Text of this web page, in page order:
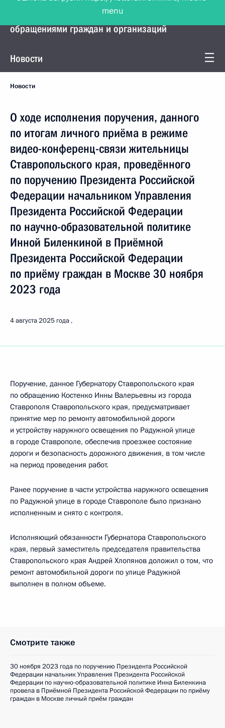
Управление Президента по работе с
обращениями граждан и организаций
Новости
Новости
О ходе исполнения поручения, данного
по итогам личного приёма в режиме
видео-конференц-связи жительницы
Ставропольского края, проведённого
по поручению Президента Российской
Федерации начальником Управления
Президента Российской Федерации
по научно-образовательной политике
Инной Биленкиной в Приёмной
Президента Российской Федерации
по приёму граждан в Москве 30 ноября
2023 года
4 августа 2025 года
Поручение, данное Губернатору Ставропольского края
по обращению Костенко Инны Валерьевны из города
Ставрополя Ставропольского края, предусматривает
принятие мер по ремонту автомобильной дороги
и устройству наружного освещения по Радужной улице
в городе Ставрополе, обеспечив проезжее состояние
дороги и безопасность дорожного движения, в том числе
на период проведения работ.
Ранее поручение в части устройства наружного освещения
по Радужной улице в городе Ставрополе было признано
исполненным и снято с контроля.
Исполняющий обязанности Губернатора Ставропольского
края, первый заместитель председателя правительства
Ставропольского края Андрей Хлопянов доложил о том, что
ремонт автомобильной дороги по улице Радужной
выполнен в полном объеме.
Смотрите также
30 ноября 2023 года по поручению Президента Российской
Федерации начальник Управления Президента Российской
Федерации по научно-образовательной политике Инна Биленкина
провела в Приёмной Президента Российской Федерации по приёму
граждан в Москве личный приём граждан
menu